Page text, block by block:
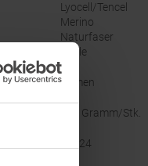
Lyocell/Tencel
Merino
Naturfaser
Wolle
Damen
140 Gramm/Stk.
88924